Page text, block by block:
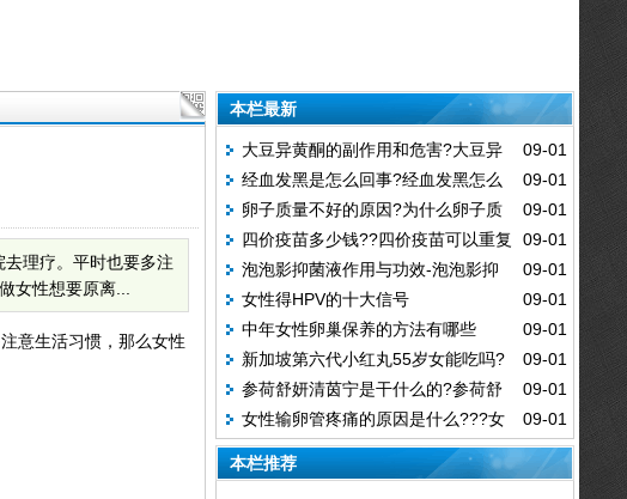
理疗。平时也要多注
女性想要原离...
意生活习惯，那么女性
本栏最新
09-01
大豆异黄酮的副作用和危害?大豆异
黄酮的服用禁忌
09-01
经血发黑是怎么回事?经血发黑怎么
办
09-01
卵子质量不好的原因?为什么卵子质
量不好
09-01
四价疫苗多少钱??四价疫苗可以重复
打吗
09-01
泡泡影抑菌液作用与功效-泡泡影抑
菌液200毫升多少钱一瓶
09-01
女性得HPV的十大信号
09-01
中年女性卵巢保养的方法有哪些
09-01
新加坡第六代小红丸55岁女能吃吗?
新加坡第六代小红丸价格
09-01
参荷舒妍清茵宁是干什么的?参荷舒
妍清茵宁在哪里买
09-01
女性输卵管疼痛的原因是什么???女
性输卵管疼痛吃什么消炎药
本栏推荐